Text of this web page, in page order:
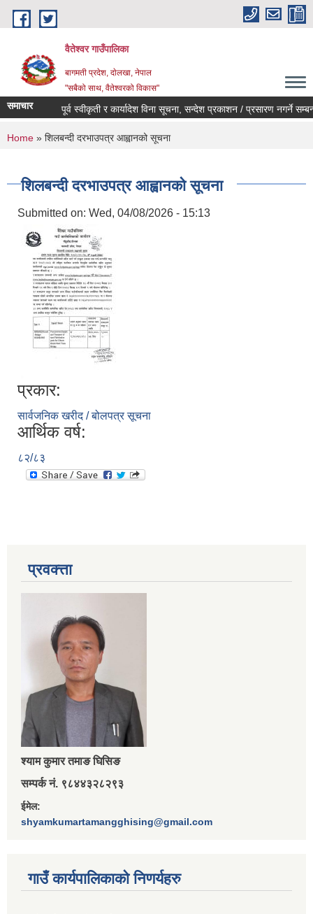
Skip to main content
वैतेश्वर गाउँपालिका
बागमती प्रदेश, दाेलखा, नेपाल
"सबैको साथ, वैतेश्वरको विकास"
समाचार पूर्व स्वीकृती र कार्यादेश विना सूचना, सन्देश प्रकाशन / प्रसारण नगर्ने सम्बन्धी
You are here
Home » शिलबन्दी दरभाउपत्र आह्वानको सूचना
शिलबन्दी दरभाउपत्र आह्वानको सूचना
Submitted on: Wed, 04/08/2026 - 15:13
प्रकार:
सार्वजनिक खरीद / बोलपत्र सूचना
आर्थिक वर्ष:
८२/८३
प्रवक्त्ता
श्‍याम कुमार तमाङ घिसिङ
सम्पर्क नं. ९८४४३२८२९३
ईमेल:
shyamkumartamangghising@gmail.com
गाउँ कार्यपालिकाकाे निणर्यहरु